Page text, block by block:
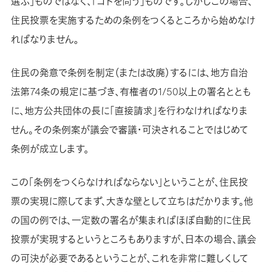
住民投票を実施するための条例をつくるところから始めなけ
ればなりません。
住民の発意で条例を制定（または改廃）するには、地方自治
法第74条の規定に基づき、有権者の1/50以上の署名ととも
に、地方公共団体の長に「直接請求」を行わなければなりま
せん。その条例案が議会で審議・可決されることではじめて
条例が成立します。
この「条例をつくらなければならない」ということが、住民投
票の実現に際してまず、大きな壁として立ちはだかります。他
の国の例では、一定数の署名が集まればほぼ自動的に住民
投票が実現するというところもありますが、日本の場合、議会
の可決が必要であるということが、これを非常に難しくして